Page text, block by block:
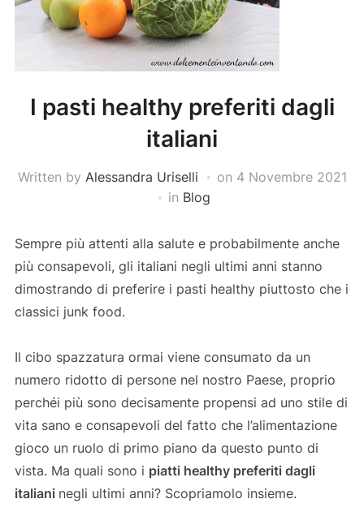
I pasti healthy preferiti dagli
italiani
Written by Alessandra Uriselli on 4 Novembre 2021
in Blog
Sempre più attenti alla salute e probabilmente anche
più consapevoli, gli italiani negli ultimi anni stanno
dimostrando di preferire i pasti healthy piuttosto che i
classici junk food.
Il cibo spazzatura ormai viene consumato da un
numero ridotto di persone nel nostro Paese, proprio
perchéi più sono decisamente propensi ad uno stile di
vita sano e consapevoli del fatto che l’alimentazione
gioco un ruolo di primo piano da questo punto di
vista. Ma quali sono i piatti healthy preferiti dagli
italiani negli ultimi anni? Scopriamolo insieme.